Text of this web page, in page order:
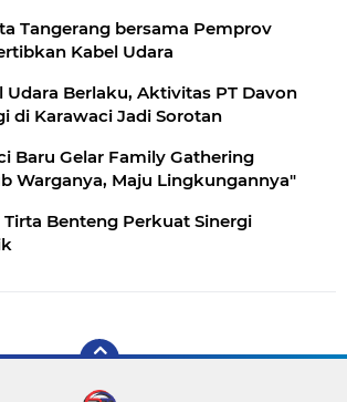
Tangerang bersama Pemprov
Kabel Udara
Udara Berlaku, Aktivitas PT Davon
di Karawaci Jadi Sorotan
Baru Gelar Family Gathering
Warganya, Maju Lingkungannya"
Benteng Perkuat Sinergi